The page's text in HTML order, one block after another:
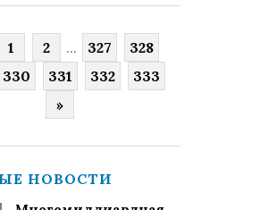
1 2 ... 327
328
330 331 332
333
»
НОВОСТИ